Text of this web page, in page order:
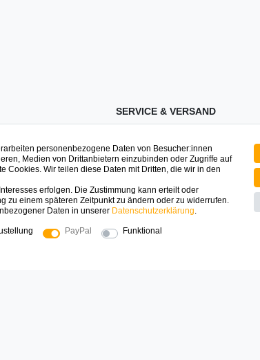
SERVICE & VERSAND
Registrieren
Warenkorb
personenbezogene Daten von Besucher:innen
Medien von Drittanbietern einzubinden oder Zugriffe auf
Cookies. Wir teilen diese Daten mit Dritten, die wir in den
erfolgen. Die Zustimmung kann erteilt oder
zu einem späteren Zeitpunkt zu ändern oder zu widerrufen.
Daten in unserer Daten­schutz­erklärung.
PayPal
Funktional